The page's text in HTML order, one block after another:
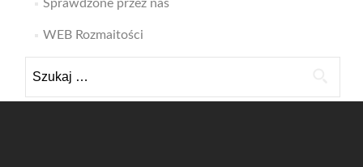
Sprawdzone przez nas
WEB Rozmaitości